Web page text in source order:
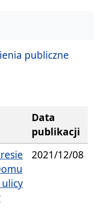
publiczne
Data
publikacji
ulicy
2021/12/08